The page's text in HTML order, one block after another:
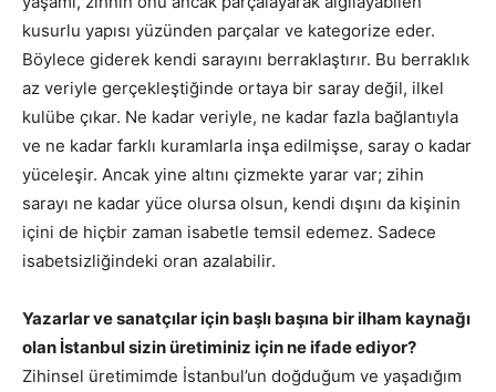
kusurlu yapısı yüzünden parçalar ve kategorize eder.
Böylece giderek kendi sarayını berraklaştırır. Bu berraklık
az veriyle gerçekleştiğinde ortaya bir saray değil, ilkel
kulübe çıkar. Ne kadar veriyle, ne kadar fazla bağlantıyla
ve ne kadar farklı kuramlarla inşa edilmişse, saray o kadar
yüceleşir. Ancak yine altını çizmekte yarar var; zihin
sarayı ne kadar yüce olursa olsun, kendi dışını da kişinin
içini de hiçbir zaman isabetle temsil edemez. Sadece
isabetsizliğindeki oran azalabilir.
Yazarlar ve sanatçılar için başlı başına bir ilham kaynağı
olan İstanbul sizin üretiminiz için ne ifade ediyor?
Zihinsel üretimimde İstanbul’un doğduğum ve yaşadığım